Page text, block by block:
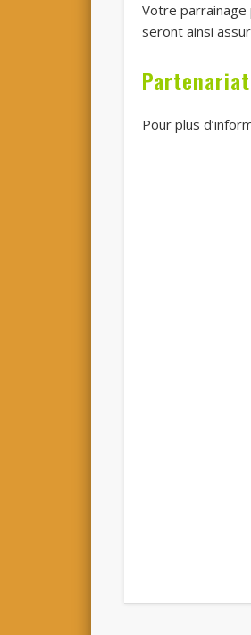
Votre parrainage
seront ainsi
Pour plus